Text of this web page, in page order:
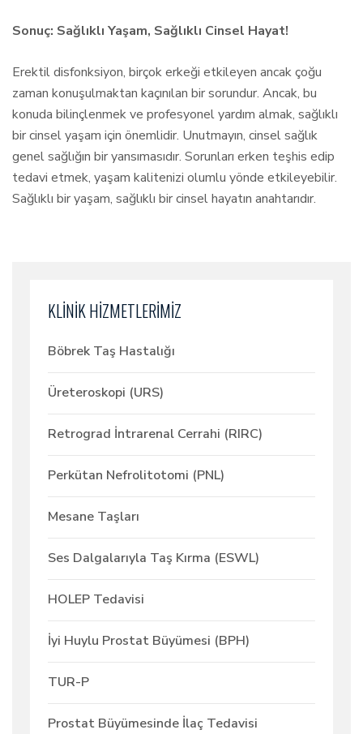
KLİNİK HİZMETLERİMİZ
Böbrek Taş Hastalığı
Üreteroskopi (URS)
Retrograd İntrarenal Cerrahi (RIRC)
Perkütan Nefrolitotomi (PNL)
Mesane Taşları
Ses Dalgalarıyla Taş Kırma (ESWL)
HOLEP Tedavisi
İyi Huylu Prostat Büyümesi (BPH)
TUR-P
Prostat Büyümesinde İlaç Tedavisi
Sonuç: Sağlıklı Yaşam, Sağlıklı Cinsel Hayat!
Erektil disfonksiyon, birçok erkeği etkileyen ancak çoğu
zaman konuşulmaktan kaçınılan bir sorundur. Ancak, bu
konuda bilinçlenmek ve profesyonel yardım almak, sağlıklı
bir cinsel yaşam için önemlidir. Unutmayın, cinsel sağlık
genel sağlığın bir yansımasıdır. Sorunları erken teşhis edip
tedavi etmek, yaşam kalitenizi olumlu yönde etkileyebilir.
Sağlıklı bir yaşam, sağlıklı bir cinsel hayatın anahtarıdır.